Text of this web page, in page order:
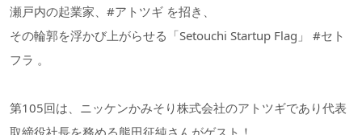
瀬戸内の起業家、#アトツギ を招き、
その輪郭を浮かび上がらせる「Setouchi Startup Flag」 #セト
フラ 。
第105回は、ニッケンかみそり株式会社のアトツギであり代表